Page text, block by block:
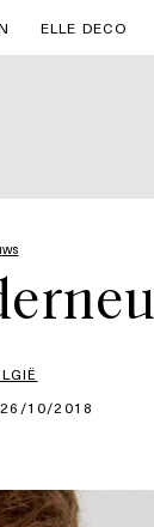
ELLE DECO
26/10/2018